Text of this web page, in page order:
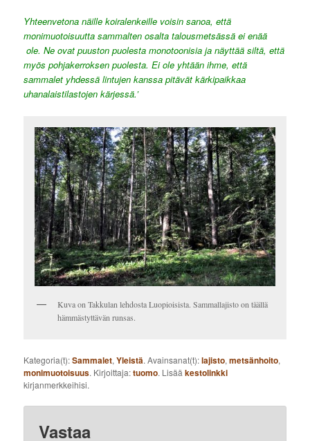
Yhteenvetona näille koiralenkeille voisin sanoa, että
monimuotoisuutta sammalten osalta talousmetsässä ei enää
ole. Ne ovat puuston puolesta monotoonisia ja näyttää siltä, että
myös pohjakerroksen puolesta. Ei ole yhtään ihme, että
sammalet yhdessä lintujen kanssa pitävät kärkipaikkaa
uhanalaistilastojen kärjessä.’
Kuva on Takkulan lehdosta Luopioisista. Sammallajisto on täällä
hämmästyttävän runsas.
Kategoria(t):Sammalet,Yleistä. Avainsanat(t):lajisto,metsänhoito,
monimuotoisuus. Kirjoittaja:tuomo. Lisääkestolinkki
kirjanmerkkeihisi.
Vastaa